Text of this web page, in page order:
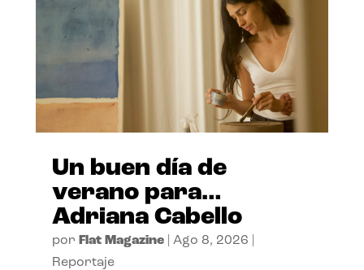
Un buen día de
verano para…
Adriana Cabello
por Flat Magazine| Ago 8, 2026
Reportaje